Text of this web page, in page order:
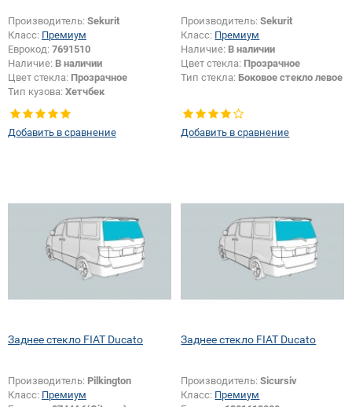
Производитель: Sekurit
Класс: Премиум
Еврокод: 7691510
Наличие: В наличии
Цвет стекла: Прозрачное
Тип кузова: Хетчбек
Тип стекла: Заднее стекло
Появление или изменение
отверстий:Да
Добавить в сравнение
Производитель:Sekurit
Класс: Премиум
Наличие: В наличии
Цвет стекла: Прозрачное
Тип стекла: Боковое стекло левое
Добавить в сравнение
Заднее стекло FIAT Ducato
Производитель: Pilkington
Класс: Премиум
Заднее стекло FIAT Ducato
Производитель:Sicursiv
Класс: Премиум